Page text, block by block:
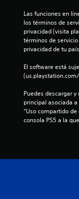
Las funciones en
los términos de
privacidad (visita
términos de
privacidad de tu
El software está
Puedes descargar
principal asociada
“Uso compartido
consola PS5 a la